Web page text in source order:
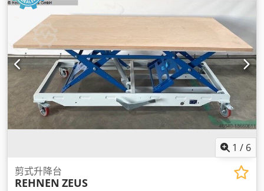
1 / 6
剪式升降台
REHNEN ZEUS